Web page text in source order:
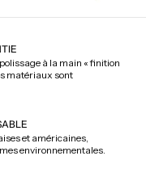
à la main « finition
matériaux sont
et américaines,
environnementales.